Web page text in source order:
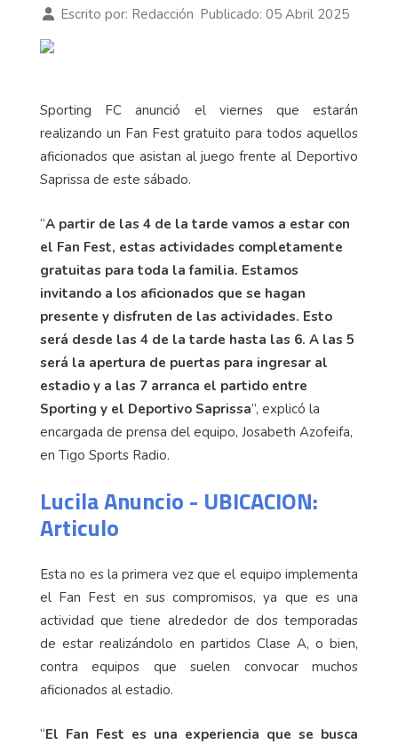
Escrito por: Redacción Publicado: 05 Abril 2025
Sporting FC anunció el viernes que estarán
realizando un Fan Fest gratuito para todos aquellos
aficionados que asistan al juego frente al Deportivo
Saprissa de este sábado.
“A partir de las 4 de la tarde vamos a estar con
el Fan Fest, estas actividades completamente
gratuitas para toda la familia. Estamos
invitando a los aficionados que se hagan
presente y disfruten de las actividades. Esto
será desde las 4 de la tarde hasta las 6. A las 5
será la apertura de puertas para ingresar al
estadio y a las 7 arranca el partido entre
Sporting y el Deportivo Saprissa”, explicó la
encargada de prensa del equipo, Josabeth Azofeifa,
en Tigo Sports Radio.
Lucila Anuncio - UBICACION:
Articulo
Esta no es la primera vez que el equipo implementa
el Fan Fest en sus compromisos, ya que es una
actividad que tiene alrededor de dos temporadas
de estar realizándolo en partidos Clase A, o bien,
contra equipos que suelen convocar muchos
aficionados al estadio.
“El Fan Fest es una experiencia que se busca